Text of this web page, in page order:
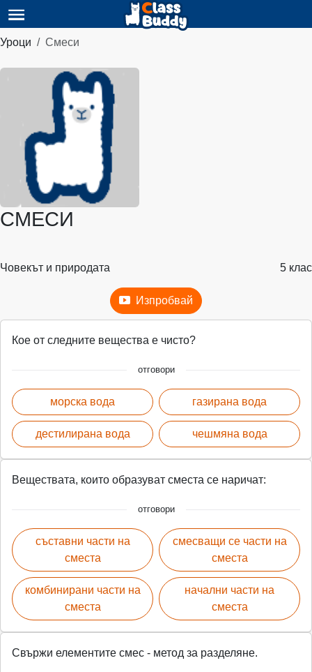
Уроци Смеси
СМЕСИ
Човекът и природата 5 клас
Изпробвай
Кое от следните вещества е чисто?
отговори
морска вода
дестилирана вода
газирана вода
чешмяна вода
Веществата, които образуват сместа се наричат:
отговори
съставни части на
сместа
комбинирани части на
сместа
смесващи се части на
сместа
начални части на
сместа
Свържи елементите смес - метод за разделяне.